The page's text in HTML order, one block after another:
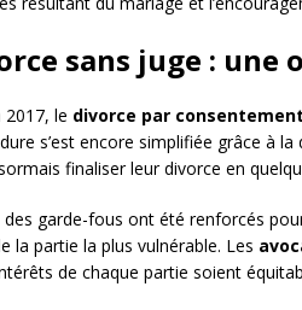
sans juge :
le divorce par
s’est encore simplifiée grâce à
finaliser leur divorce en
garde-fous ont été renforcés
la partie la plus vulnérable. Les
de chaque partie soient